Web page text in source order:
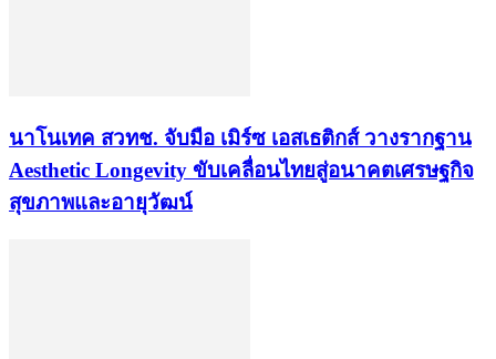
นาโนเทค สวทช. จับมือ เมิร์ซ เอสเธติกส์ วางรากฐาน
Aesthetic Longevity ขับเคลื่อนไทยสู่อนาคตเศรษฐกิจ
สุขภาพและอายุวัฒน์